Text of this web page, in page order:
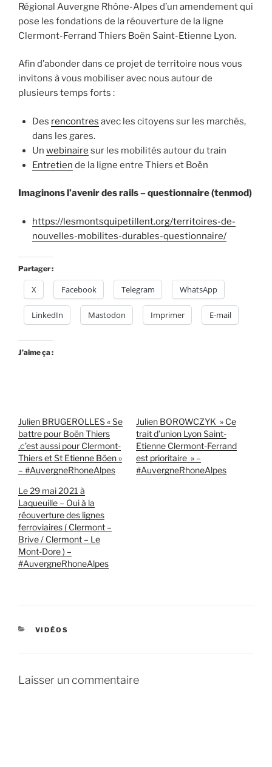
Régional Auvergne Rhône-Alpes d’un amendement qui
pose les fondations de la réouverture de la ligne
Clermont-Ferrand Thiers Boën Saint-Etienne Lyon.
Afin d’abonder dans ce projet de territoire nous vous
invitons à vous mobiliser avec nous autour de
plusieurs temps forts :
Des rencontres avec les citoyens sur les marchés,
dans les gares.
Un webinaire sur les mobilités autour du train
Entretien de la ligne entre Thiers et Boën
Imaginons l’avenir des rails – questionnaire (tenmod)
https://lesmontsquipetillent.org/territoires-de-
nouvelles-mobilites-durables-questionnaire/
Partager :
X Facebook Telegram WhatsApp
LinkedIn Mastodon Imprimer E-mail
J’aime ça :
Julien BRUGEROLLES « Se
battre pour Boën Thiers
,c’est aussi pour Clermont-
Thiers et St Etienne Böen »
– #AuvergneRhoneAlpes
Julien BOROWCZYK » Ce
trait d’union Lyon Saint-
Etienne Clermont-Ferrand
est prioritaire » –
#AuvergneRhoneAlpes
Le 29 mai 2021 à
Laqueuille – Oui à la
réouverture des lignes
ferroviaires ( Clermont –
Brive / Clermont – Le
Mont-Dore ) –
#AuvergneRhoneAlpes
CATÉGORIES
VIDÉOS
Laisser un commentaire